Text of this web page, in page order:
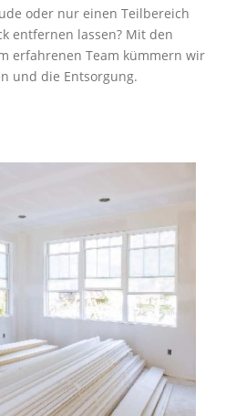
oder nur einen Teilbereich
entfernen lassen? Mit den
erfahrenen Team kümmern wir
und die Entsorgung.